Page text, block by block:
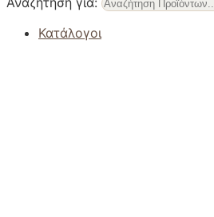
Κατάλογοι